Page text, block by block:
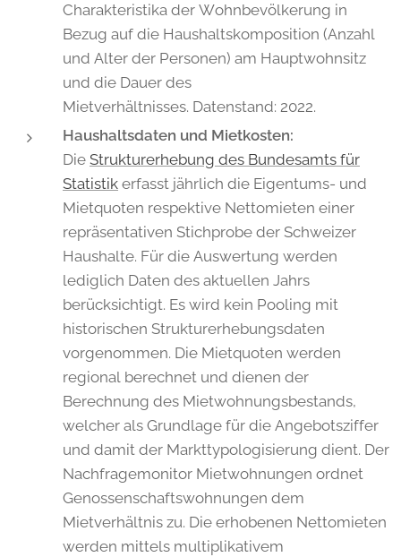
Charakteristika der Wohnbevölkerung in
Bezug auf die Haushaltskomposition (Anzahl
und Alter der Personen) am Hauptwohnsitz
und die Dauer des
Mietverhältnisses. Datenstand: 2022.
Haushaltsdaten und Mietkosten:
Die Strukturerhebung des Bundesamts für
Statistik erfasst jährlich die Eigentums- und
Mietquoten respektive Nettomieten einer
repräsentativen Stichprobe der Schweizer
Haushalte. Für die Auswertung werden
lediglich Daten des aktuellen Jahrs
berücksichtigt. Es wird kein Pooling mit
historischen Strukturerhebungsdaten
vorgenommen. Die Mietquoten werden
regional berechnet und dienen der
Berechnung des Mietwohnungsbestands,
welcher als Grundlage für die Angebotsziffer
und damit der Markttypologisierung dient. Der
Nachfragemonitor Mietwohnungen ordnet
Genossenschaftswohnungen dem
Mietverhältnis zu. Die erhobenen Nettomieten
werden mittels multiplikativem